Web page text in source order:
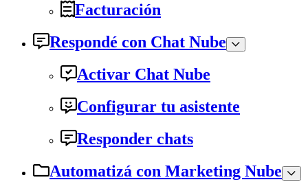
Facturación
Respondé con Chat Nube
Activar Chat Nube
Configurar tu asistente
Responder chats
Automatizá con Marketing Nube